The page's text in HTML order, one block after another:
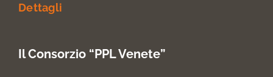
Dettagli
Il Consorzio “PPL Venete”